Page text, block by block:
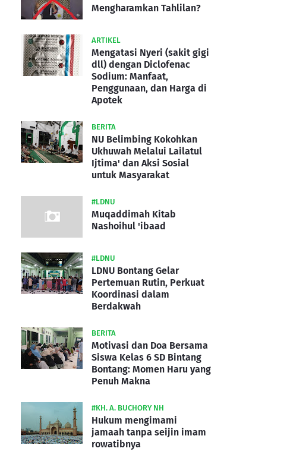
Mengharamkan Tahlilan?
ARTIKEL
Mengatasi Nyeri (sakit gigi
dll) dengan Diclofenac
Sodium: Manfaat,
Penggunaan, dan Harga di
Apotek
BERITA
NU Belimbing Kokohkan
Ukhuwah Melalui Lailatul
Ijtima' dan Aksi Sosial
untuk Masyarakat
#LDNU
Muqaddimah Kitab
Nashoihul 'ibaad
#LDNU
LDNU Bontang Gelar
Pertemuan Rutin, Perkuat
Koordinasi dalam
Berdakwah
BERITA
Motivasi dan Doa Bersama
Siswa Kelas 6 SD Bintang
Bontang: Momen Haru yang
Penuh Makna
#KH. A. BUCHORY NH
Hukum mengimami
jamaah tanpa seijin imam
rowatibnya